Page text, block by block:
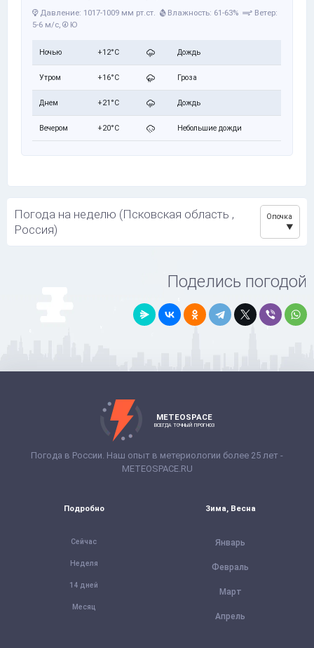
Давление: 1017-1009 мм рт.ст. Влажность: 61-63%
Ветер:
5-6 м/с, Ю
Ночью +12°C Дождь
Утром +16°C Гроза
Днем +21°C Дождь
Вечером +20°C Небольшие дожди
Погода на неделю (Псковская область ,
Россия)
Опочка
Поделись погодой
METEOSPACE
ВСЕГДА ТОЧНЫЙ ПРОГНОЗ
Погода в России. Наш опыт в метериологии более 25 лет -
METEOSPACE.RU
Подробно
Сейчас
Неделя
14 дней
Месяц
Зима, Весна
Январь
Февраль
Март
Апрель